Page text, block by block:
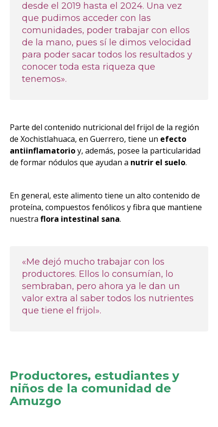
desde el 2019 hasta el 2024. Una vez
que pudimos acceder con las
comunidades, poder trabajar con ellos
de la mano, pues sí le dimos velocidad
para poder sacar todos los resultados y
conocer toda esta riqueza que
tenemos».
Parte del contenido nutricional del frijol de la región
de Xochistlahuaca, en Guerrero, tiene un efecto
antiinflamatorioy, además, posee la particularidad
de formar nódulos que ayudan a nutrir el suelo.
En general, este alimento tiene un alto contenido de
proteína, compuestos fenólicos y fibra que mantiene
nuestra flora intestinal sana.
«Me dejó mucho trabajar con los
productores. Ellos lo consumían, lo
sembraban, pero ahora ya le dan un
valor extra al saber todos los nutrientes
que tiene el frijol».
Productores, estudiantes y
niños de la comunidad de
Amuzgo